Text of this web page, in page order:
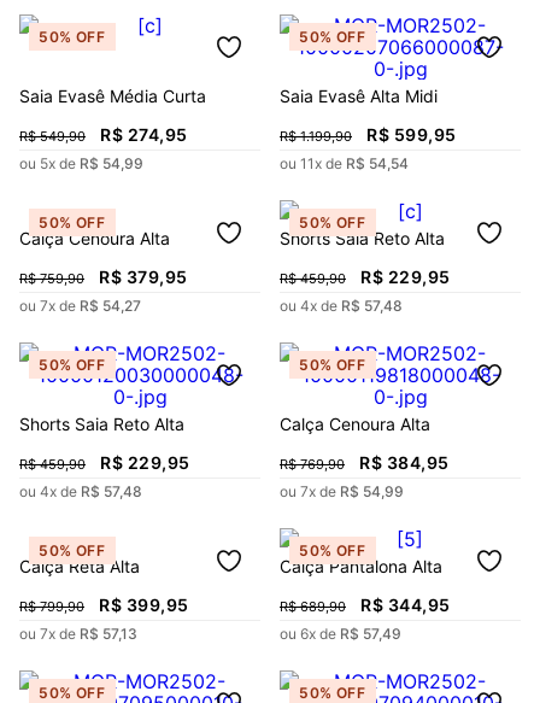
50% OFF
Saia Evasê Média Curta
R$ 549,90 R$ 274,95
ou 5x de R$ 54,99
50% OFF
Saia Evasê Alta Midi
R$ 1.199,90 R$ 599,95
ou 11x de R$ 54,54
50% OFF
Calça Cenoura Alta
R$ 759,90 R$ 379,95
ou 7x de R$ 54,27
50% OFF
Shorts Saia Reto Alta
R$ 459,90 R$ 229,95
ou 4x de R$ 57,48
50% OFF
Shorts Saia Reto Alta
R$ 459,90 R$ 229,95
ou 4x de R$ 57,48
50% OFF
Calça Cenoura Alta
R$ 769,90 R$ 384,95
ou 7x de R$ 54,99
50% OFF
Calça Reta Alta
R$ 799,90 R$ 399,95
ou 7x de R$ 57,13
50% OFF
Calça Pantalona Alta
R$ 689,90 R$ 344,95
ou 6x de R$ 57,49
50% OFF 50% OFF